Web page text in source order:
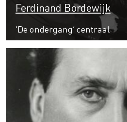
Ferdinand Bordewijk
‘De ondergang’ centraal